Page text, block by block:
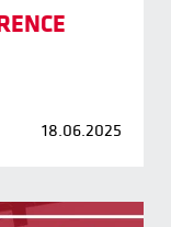
18.06.2025